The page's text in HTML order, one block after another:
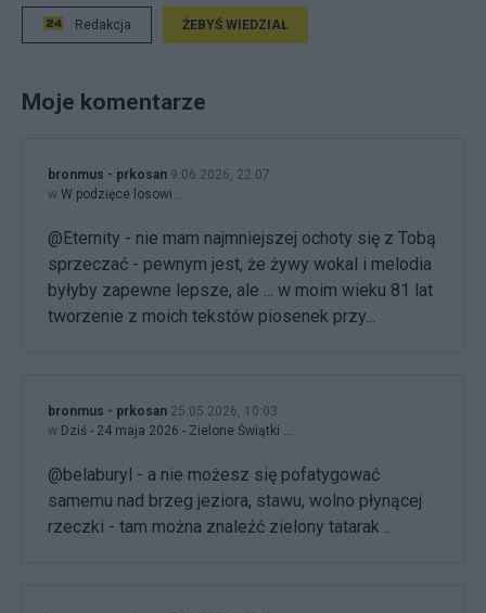
Redakcja ŻEBYŚ WIEDZIAŁ
Moje komentarze
bronmus - prkosan 9.06.2026, 22:07
w W podzięce losowi ...
@Eternity - nie mam najmniejszej ochoty się z Tobą
sprzeczać - pewnym jest, że żywy wokal i melodia
byłyby zapewne lepsze, ale ... w moim wieku 81 lat
tworzenie z moich tekstów piosenek przy...
bronmus - prkosan 25.05.2026, 10:03
w Dziś - 24 maja 2026 - Zielone Świątki ...
@belaburyl - a nie możesz się pofatygować
samemu nad brzeg jeziora, stawu, wolno płynącej
rzeczki - tam można znaleźć zielony tatarak ..